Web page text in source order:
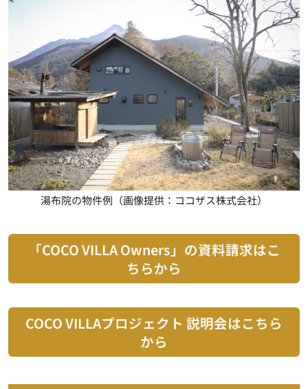
湯布院の物件例（画像提供：ココザス株式会社）
「COCO VILLA Owners」の資料請求はこ
ちらから
COCO VILLAプロジェクト 説明会はこちら
から